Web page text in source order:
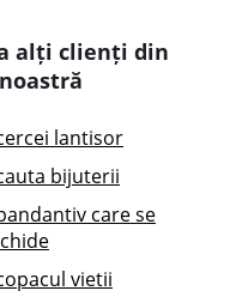
alți clienți din
lantisor
bijuterii
care se
vietii